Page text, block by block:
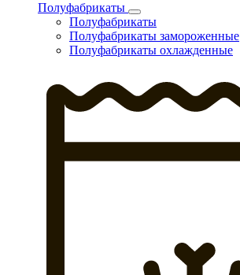
Полуфабрикаты
Полуфабрикаты
Полуфабрикаты замороженные
Полуфабрикаты охлажденные